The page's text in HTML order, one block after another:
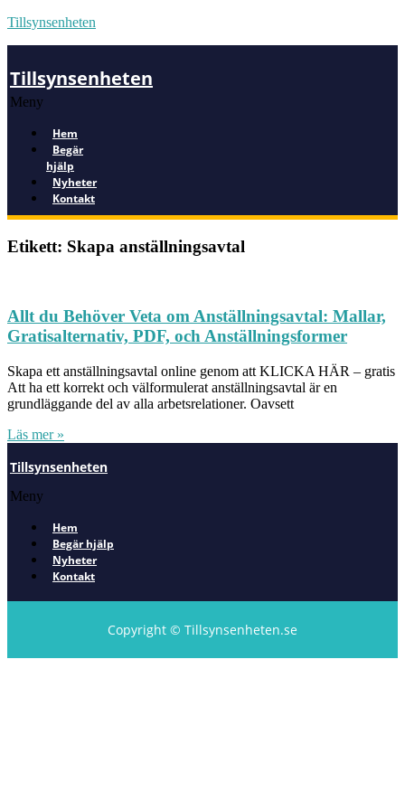
Tillsynsenheten
Tillsynsenheten
Meny
Hem
Begär
hjälp
Nyheter
Kontakt
Etikett: Skapa anställningsavtal
Allt du Behöver Veta om Anställningsavtal: Mallar,
Gratisalternativ, PDF, och Anställningsformer
Skapa ett anställningsavtal online genom att KLICKA HÄR – gratis
Att ha ett korrekt och välformulerat anställningsavtal är en
grundläggande del av alla arbetsrelationer. Oavsett
Läs mer »
Tillsynsenheten
Meny
Hem
Begär hjälp
Nyheter
Kontakt
Copyright © Tillsynsenheten.se